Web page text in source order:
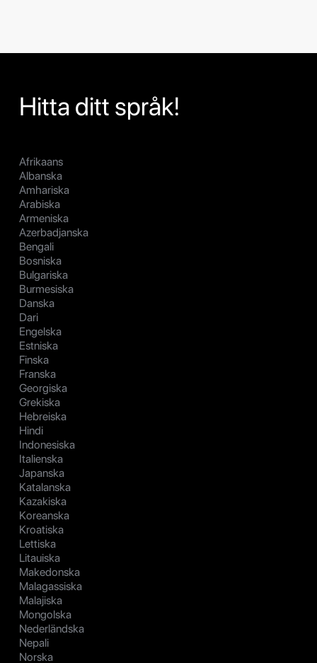
Hitta ditt språk!
Afrikaans
Albanska
Amhariska
Arabiska
Armeniska
Azerbadjanska
Bengali
Bosniska
Bulgariska
Burmesiska
Danska
Dari
Engelska
Estniska
Finska
Franska
Georgiska
Grekiska
Hebreiska
Hindi
Indonesiska
Italienska
Japanska
Katalanska
Kazakiska
Koreanska
Kroatiska
Lettiska
Litauiska
Makedonska
Malagassiska
Malajiska
Mongolska
Nederländska
Nepali
Norska